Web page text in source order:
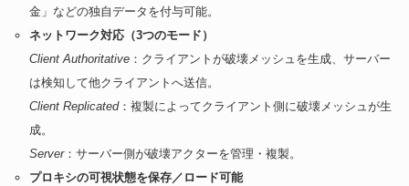
金」などの独自データを付与可能。
ネットワーク対応（3つのモード）
Client Authoritative：クライアントが破壊メッシュを生成、サーバー
は検知して他クライアントへ送信。
Client Replicated：複製によってクライアント側に破壊メッシュが生
成。
Server：サーバー側が破壊アクターを管理・複製。
プロキシの可視状態を保存／ロード可能